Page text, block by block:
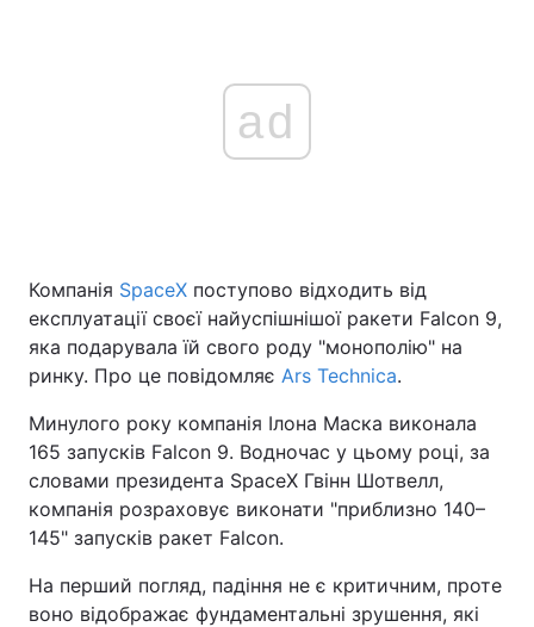
Головна Війна
Україна Політика
Економіка
Спорт Наука
Техно і зв'язок
Зброя
Здоров'я
ad
Компанія SpaceX поступово відходить від
експлуатації своєї найуспішнішої ракети Falcon 9,
яка подарувала їй свого роду "монополію" на
ринку. Про це повідомляє Ars Technica.
Минулого року компанія Ілона Маска виконала
165 запусків Falcon 9. Водночас у цьому році, за
словами президента SpaceX Гвінн Шотвелл,
компанія розраховує виконати "приблизно 140–
145" запусків ракет Falcon.
На перший погляд, падіння не є критичним, проте
воно відображає фундаментальні зрушення, які